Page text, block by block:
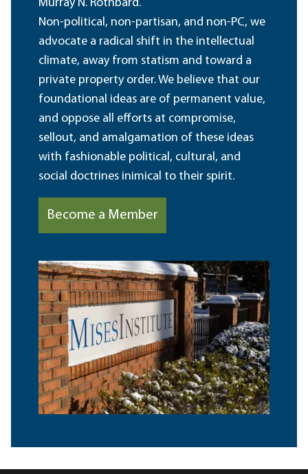
Murray N. Rothbard.
Non-political, non-partisan, and non-PC, we
advocate a radical shift in the intellectual
climate, away from statism and toward a
private property order. We believe that our
foundational ideas are of permanent value,
and oppose all efforts at compromise,
sellout, and amalgamation of these ideas
with fashionable political, cultural, and
social doctrines inimical to their spirit.
Become a Member